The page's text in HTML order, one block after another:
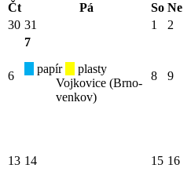
Čt Pá So Ne
30 31 1 2
6
7
papír
plasty
Vojkovice (Brno-
venkov)
8 9
13 14 15 16